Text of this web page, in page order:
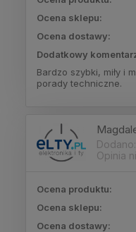
Ocena sklepu:
Ocena dostawy:
Dodatkowy
Bardzo szybki, miły i
porady techniczne.
Opinia
Ocena produktu:
Ocena sklepu:
Ocena dostawy: